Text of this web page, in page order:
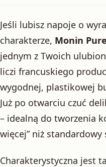
Jeśli lubisz napoje o
charakterze, Monin
jednym z Twoich
liczi francuskiego
wygodnej, plastikowej
Już po otwarciu czuć
– idealną do tworzenia
więcej” niż standardowy
Charakterystyczna jest